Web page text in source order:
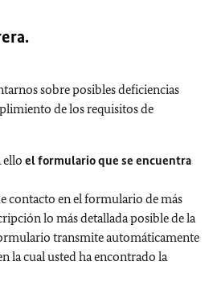
sobre posibles deficiencias
de los requisitos de
ello el formulario que se encuentra
contacto en el formulario de más
lo más detallada posible de la
transmite automáticamente
la cual usted ha encontrado la